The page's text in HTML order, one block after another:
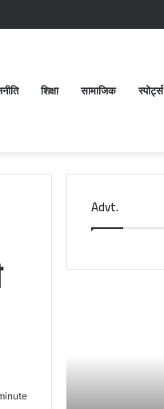
शिक्षा सामाजिक स्पोर्ट्स
Advt.